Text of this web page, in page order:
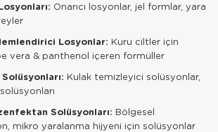
Onarıcı losyonlar, jel formlar, yara
Losyonlar: Kuru ciltler için
vera & panthenol içeren formüller
Kulak temizleyici solüsyonlar,
Solüsyonları: Bölgesel
mikro yaralanma hijyeni için solüsyonlar